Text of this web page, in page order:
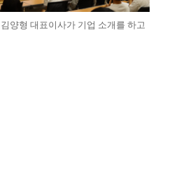
양형 대표이사가 기업 소개를 하고